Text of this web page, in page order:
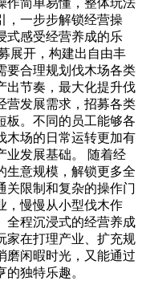
，一步步解锁经营操
式感受经营养成的乐
展开，构建出自由丰
要合理规划伐木场各类
出节奏，最大化提升伐
营发展需求，招募各类
板。不同的员工能够各
木场的日常运转更加有
业发展基础。 随着经
生意规模，解锁更多全
关限制和复杂的操作门
，慢慢从小型伐木作
全程沉浸式的经营养成
家在打理产业、扩充规
磨闲暇时光，又能通过
独特乐趣。